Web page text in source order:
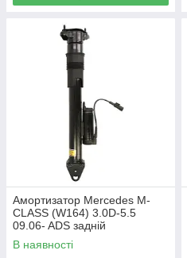
Амортизатор Mercedes M-
CLASS (W164) 3.0D-5.5
09.06- ADS задній
газомасляний B4 (Bilstein) OE
1643200731
В наявності